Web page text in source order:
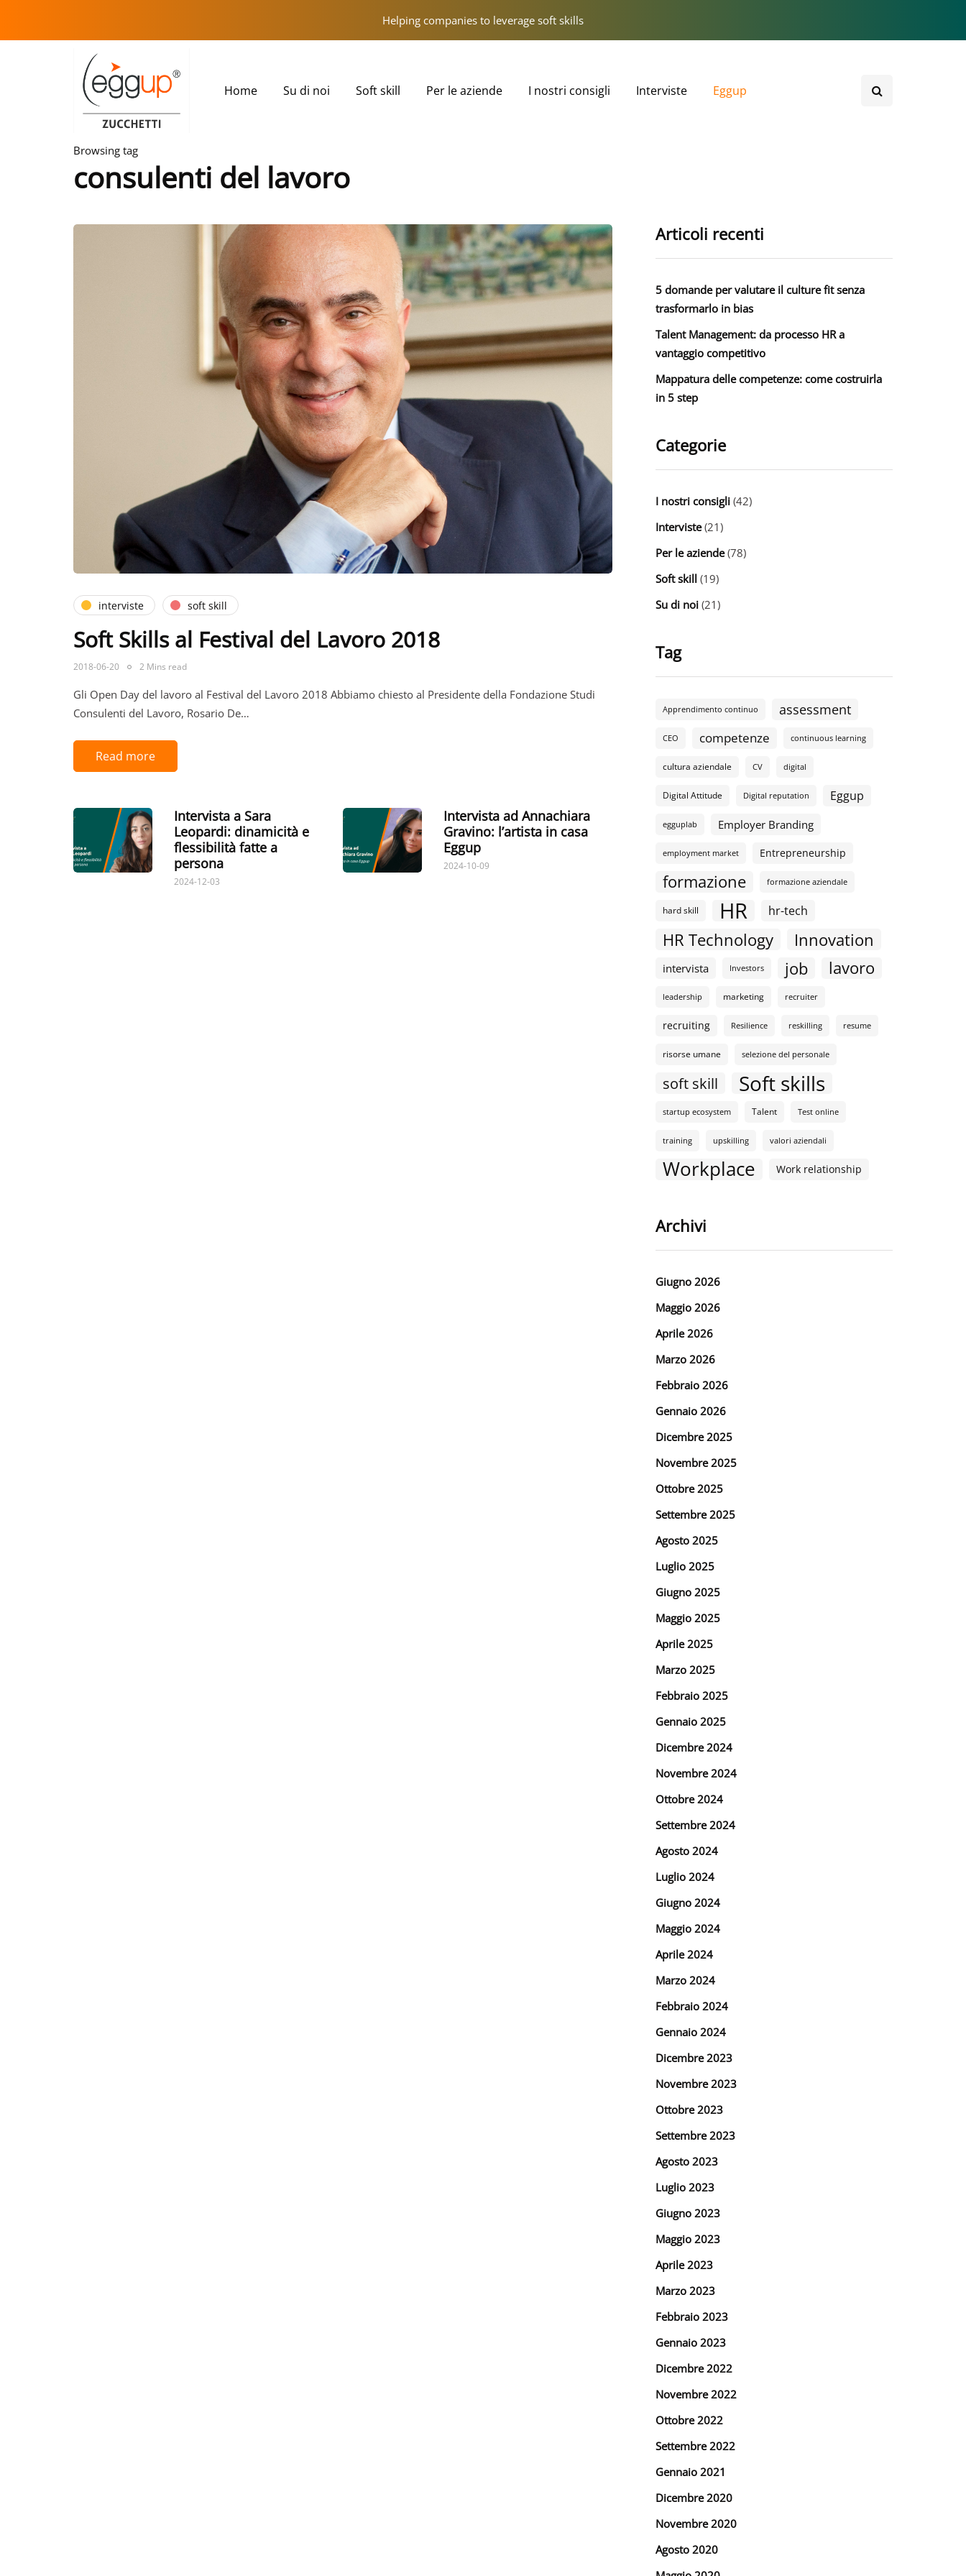
Helping companies to leverage soft skills
Home Su di noi Soft skill Per le aziende I nostri consigli Interviste Eggup
Browsing tag
consulenti del lavoro
interviste soft skill
Soft Skills al Festival del Lavoro 2018
2018-06-20 2 Mins read
Gli Open Day del lavoro al Festival del Lavoro 2018 Abbiamo chiesto al Presidente della Fondazione Studi
Consulenti del Lavoro, Rosario De…
Read more
Intervista a Sara
Leopardi: dinamicità e
flessibilità fatte a
persona
2024-12-03
Intervista ad Annachiara
Gravino: l’artista in casa
Eggup
2024-10-09
Articoli recenti
5 domande per valutare il culture fit senza
trasformarlo in bias
Talent Management: da processo HR a
vantaggio competitivo
Mappatura delle competenze: come costruirla
in 5 step
Categorie
I nostri consigli (42)
Interviste(21)
Per le aziende(78)
Soft skill (19)
Su di noi (21)
Tag
Apprendimento continuo assessment
CEO competenze continuous learning
cultura aziendale CV digital
Digital Attitude Digital reputation Eggup
egguplab Employer Branding
employment market Entrepreneurship
formazione formazione aziendale
hard skill HR hr-tech
HR Technology Innovation
intervista Investors job lavoro
leadership marketing recruiter
recruiting Resilience reskilling resume
risorse umane selezione del personale
soft skill Soft skills
startup ecosystem Talent Test online
training upskilling valori aziendali
Workplace Work relationship
Archivi
Giugno 2026
Maggio 2026
Aprile 2026
Marzo 2026
Febbraio 2026
Gennaio 2026
Dicembre 2025
Novembre 2025
Ottobre 2025
Settembre 2025
Agosto 2025
Luglio 2025
Giugno 2025
Maggio 2025
Aprile 2025
Marzo 2025
Febbraio 2025
Gennaio 2025
Dicembre 2024
Novembre 2024
Ottobre 2024
Settembre 2024
Agosto 2024
Luglio 2024
Giugno 2024
Maggio 2024
Aprile 2024
Marzo 2024
Febbraio 2024
Gennaio 2024
Dicembre 2023
Novembre 2023
Ottobre 2023
Settembre 2023
Agosto 2023
Luglio 2023
Giugno 2023
Maggio 2023
Aprile 2023
Marzo 2023
Febbraio 2023
Gennaio 2023
Dicembre 2022
Novembre 2022
Ottobre 2022
Settembre 2022
Gennaio 2021
Dicembre 2020
Novembre 2020
Agosto 2020